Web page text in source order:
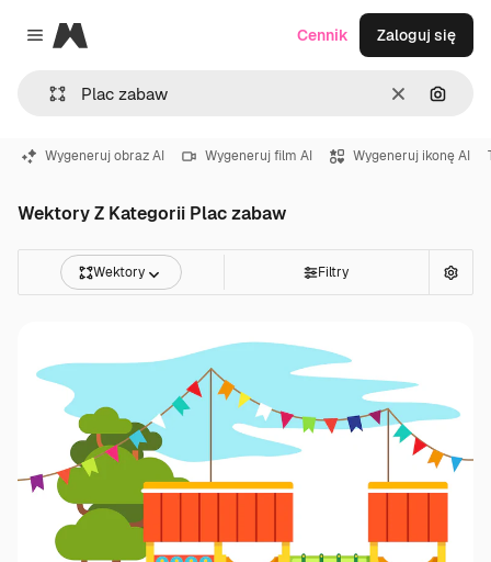
Close menu
Magnific
WyczyśćSzukaj
Cennik Zaloguj się
Wygeneruj obraz AI Wygeneruj film AI Wygeneruj ikonę AI
Wektory Z Kategorii Plac zabaw
Wektory Filtry